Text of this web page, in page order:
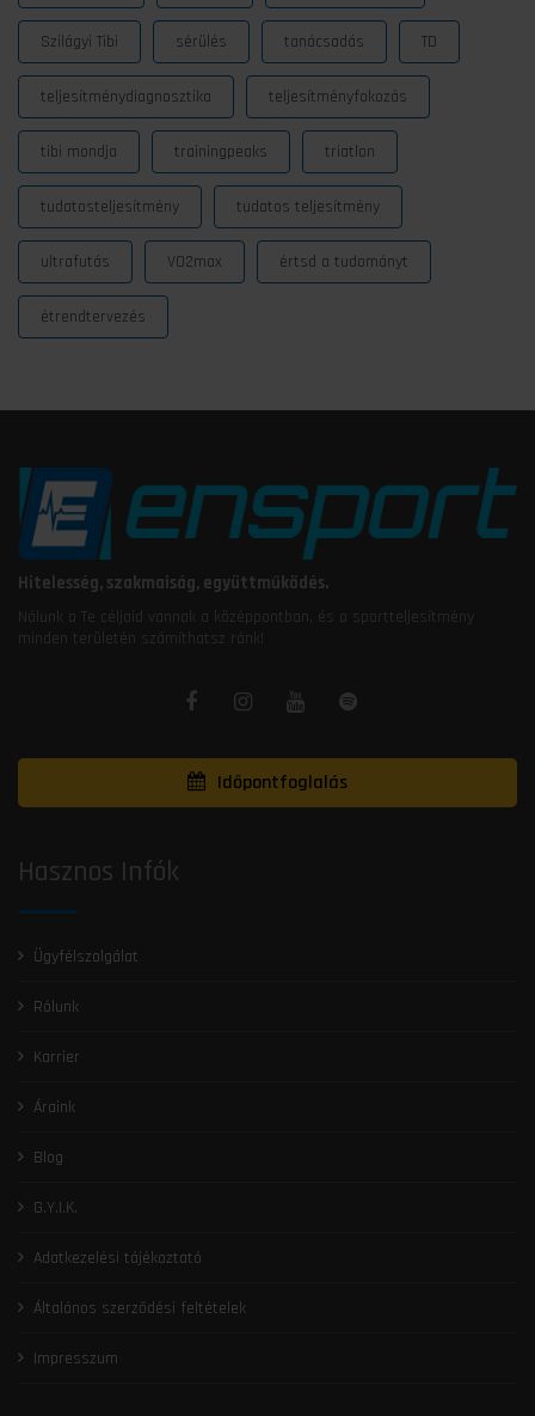
Szilágyi Tibi sérülés tanácsadás TD
teljesítménydiagnosztika teljesítményfokozás
tibi mondja trainingpeaks triatlon
tudatosteljesítmény tudatos teljesítmény
ultrafutás VO2max értsd a tudományt
étrendtervezés
Hitelesség, szakmaiság, együttműködés.
Nálunk a Te céljaid vannak a középpontban, és a sportteljesítmény
minden területén számíthatsz ránk!
Időpontfoglalás
Hasznos Infók
Ügyfélszolgálat
Rólunk
Karrier
Áraink
Blog
G.Y.I.K.
Adatkezelési tájékoztató
Általános szerződési feltételek
Impresszum